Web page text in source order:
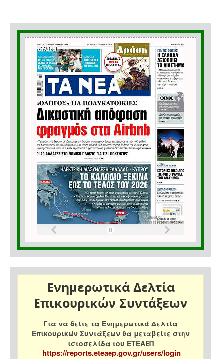
Ενημερωτικά Δελτία
Επικουρικών Συντάξεων
Για να δείτε τα Ενημερωτικά Δελτία
Επικουρικών Συντάξεων θα μεταβείτε στην
ιστοσελίδα του ΕΤΕΑΕΠ
https://reports.eteaep.gov.gr/users/login